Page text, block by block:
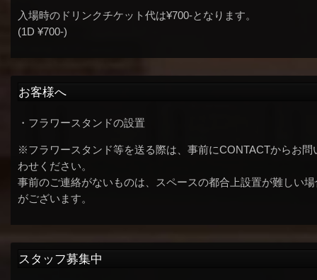
入場時のドリンクチケット代は¥700-となります。
(1D ¥700-)
お客様へ
・フラワースタンドの設置
※フラワースタンド等を送る際は、事前にCONTACTからお問
わせください。
事前のご連絡がないものは、スペースの都合上設置が難しい場
がございます。
スタッフ募集中